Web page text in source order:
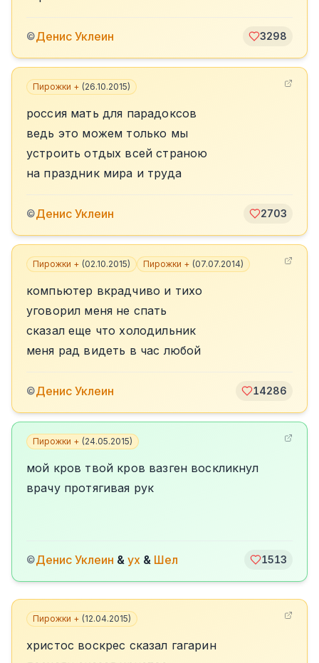
©Денис Уклеин 3298
Пирожки + (26.10.2015)
россия мать для парадоксов
ведь это можем только мы
устроить отдых всей страною
на праздник мира и труда
©Денис Уклеин 2703
Пирожки + (02.10.2015) Пирожки + (07.07.2014)
компьютер вкрадчиво и тихо
уговорил меня не спать
сказал еще что холодильник
меня рад видеть в час любой
©Денис Уклеин 14286
Пирожки + (24.05.2015)
мой кров твой кров вазген воскликнул
врачу протягивая рук
©Денис Уклеин & ух & Шел 1513
Пирожки + (12.04.2015)
христос воскрес сказал гагарин